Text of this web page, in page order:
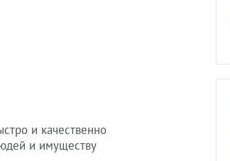
и качественно
и имуществу